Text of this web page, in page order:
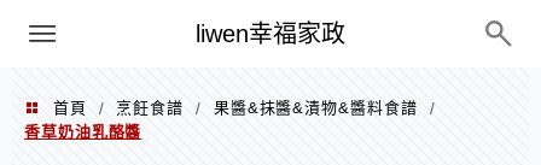
liwen幸福家政
menu
首頁 / 烹飪食譜 / 果醬&抹醬&漬物&醬料食譜
/
香草奶油乳酪醬